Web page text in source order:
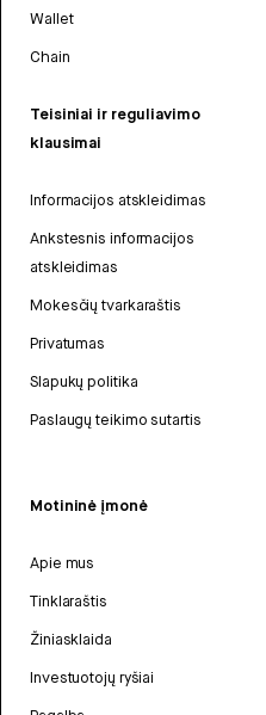
Wallet
Chain
Teisiniai ir reguliavimo
klausimai
Informacijos atskleidimas
Ankstesnis informacijos
atskleidimas
Mokesčių tvarkaraštis
Privatumas
Slapukų politika
Paslaugų teikimo sutartis
Motininė įmonė
Apie mus
Tinklaraštis
Žiniasklaida
Investuotojų ryšiai